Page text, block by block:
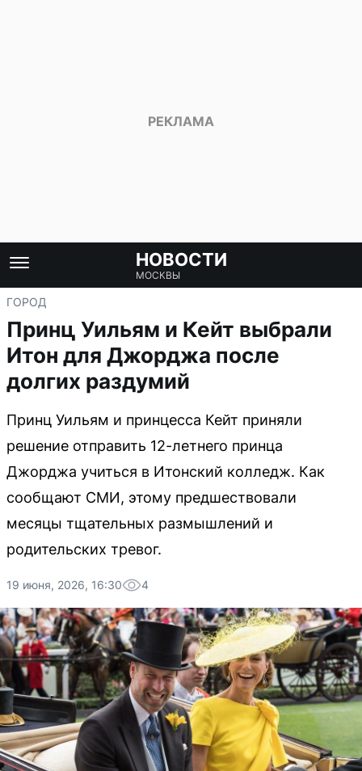
НОВОСТИ
МОСКВЫ
ГОРОД
Принц Уильям и Кейт выбрали
Итон для Джорджа после
долгих раздумий
Принц Уильям и принцесса Кейт приняли
решение отправить 12-летнего принца
Джорджа учиться в Итонский колледж. Как
сообщают СМИ, этому предшествовали
месяцы тщательных размышлений и
родительских тревог.
19 июня, 2026, 16:30 4